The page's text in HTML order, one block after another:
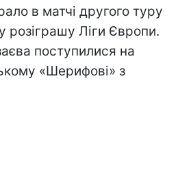
в матчі другого туру
розіграшу Ліги Європи.
поступилися на
«Шерифові» з